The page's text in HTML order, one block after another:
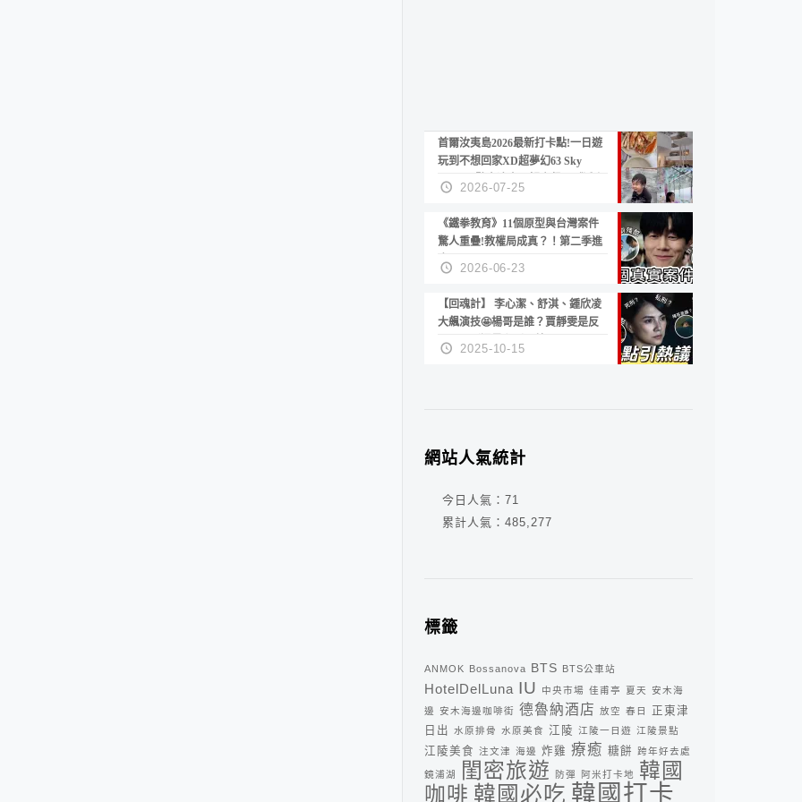
首爾汝夷島2026最新打卡點!一日遊
玩到不想回家XD超夢幻63 Sky
Picnic、鷺良津帝王蟹大餐、《淚之
女王》拍攝地、漢江公園免費玩水
2026-07-25
《鐵拳教育》11個原型與台灣案件
驚人重疊!教權局成真？！第二季進
度？😍
2026-06-23
【回魂計】 李心潔、舒淇、鍾欣凌
大飆演技🤩楊哥是誰？賈靜雯是反
派？死刑還是私刑正義
2025-10-15
網站人氣統計
今日人氣： 71
累計人氣： 485,277
標籤
ANMOK Bossanova BTS BTS公車站
HotelDelLuna IU 中央市場 佳甫亭 夏天 安木海
邊 安木海邊咖啡街 德魯納酒店 放空 春日
正東津
日出 水原排骨 水原美食 江陵 江陵一日遊 江陵景點
江陵美食 注文津 海邊 炸雞 療癒 糖餅 跨年好去處
鏡浦湖 閨密旅遊 防彈 阿米打卡地
韓國
咖啡 韓國必吃 韓國打卡